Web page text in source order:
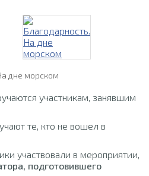
дне морском
участникам, занявшим
те, кто не вошел в
участвовали в мероприятии,
подготовившего